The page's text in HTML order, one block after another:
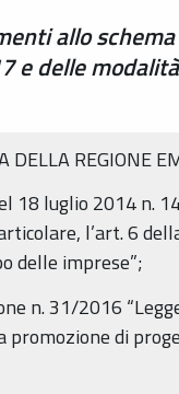
allo
e delle
DELLA REGIONE
18 luglio 2014 n.
l’art. 6
delle imprese”;
n. 31/2016
promozione di